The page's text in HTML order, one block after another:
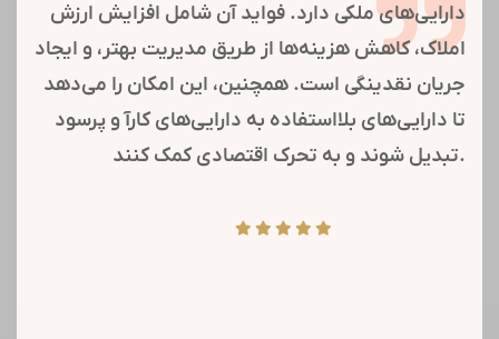
دارایی‌های ملکی دارد. فواید آن شامل افزایش ارزش
املاک، کاهش هزینه‌ها از طریق مدیریت بهتر، و ایجاد
جریان نقدینگی است. همچنین، این امکان را می‌دهد
تا دارایی‌های بلااستفاده به دارایی‌های کارآ و پرسود
تبدیل شوند و به تحرک اقتصادی کمک کنند.